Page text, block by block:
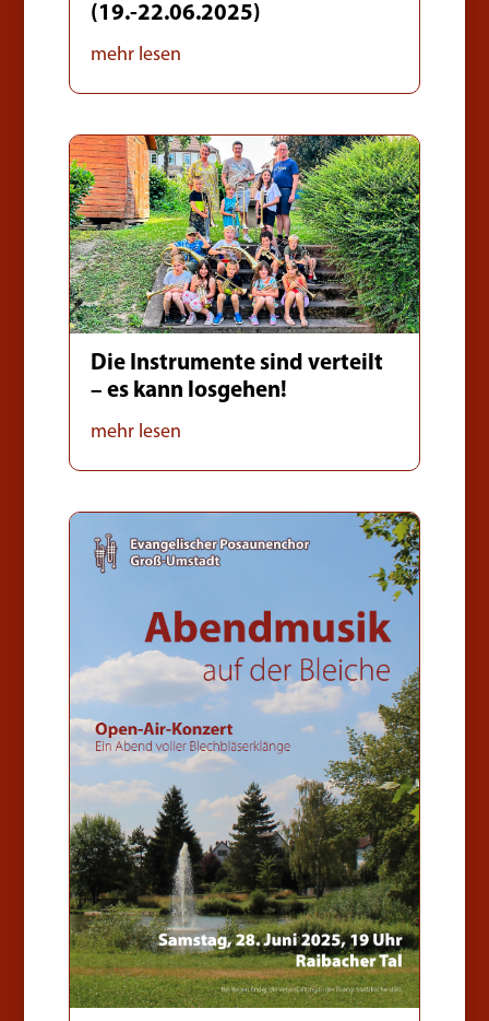
(19.-22.06.2025)
mehr lesen
Die Instrumente sind verteilt
– es kann losgehen!
mehr lesen